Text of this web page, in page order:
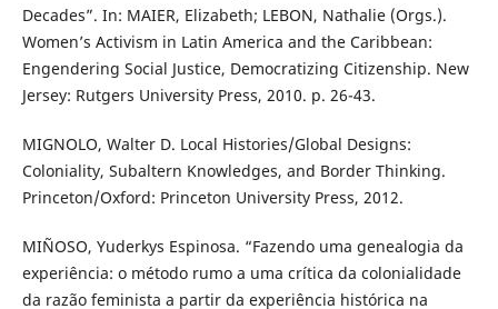
Decades”. In: MAIER, Elizabeth; LEBON, Nathalie (Orgs.).
Women’s Activism in Latin America and the Caribbean:
Engendering Social Justice, Democratizing Citizenship. New
Jersey: Rutgers University Press, 2010. p. 26-43.
MIGNOLO, Walter D. Local Histories/Global Designs:
Coloniality, Subaltern Knowledges, and Border Thinking.
Princeton/Oxford: Princeton University Press, 2012.
MIÑOSO, Yuderkys Espinosa. “Fazendo uma genealogia da
experiência: o método rumo a uma crítica da colonialidade
da razão feminista a partir da experiência histórica na